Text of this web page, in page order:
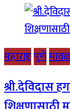
महाराष्ट्रपुणे
श्री.देविदास